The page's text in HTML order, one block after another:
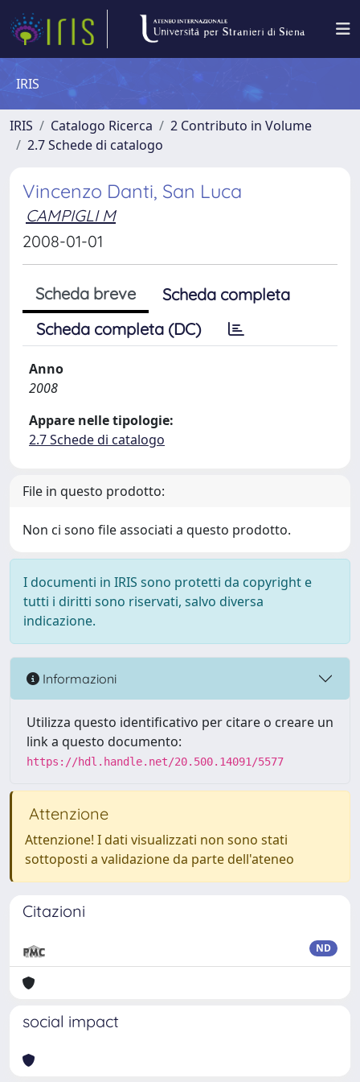
IRIS
IRIS Catalogo Ricerca
2 Contributo in Volume
2.7 Schede di catalogo
Vincenzo Danti, San Luca
CAMPIGLI M
2008-01-01
Scheda breve
Scheda completa
Scheda completa (DC)
Anno
2008
Appare nelle tipologie:
2.7 Schede di catalogo
File in questo prodotto:
Non ci sono file associati a questo prodotto.
I documenti in IRIS sono protetti da copyright e
tutti i diritti sono riservati, salvo diversa
indicazione.
Informazioni
Utilizza questo identificativo per citare o creare un
link a questo documento:
https://hdl.handle.net/20.500.14091/5577
Attenzione
Attenzione! I dati visualizzati non sono stati
sottoposti a validazione da parte dell'ateneo
Citazioni
ND
social impact